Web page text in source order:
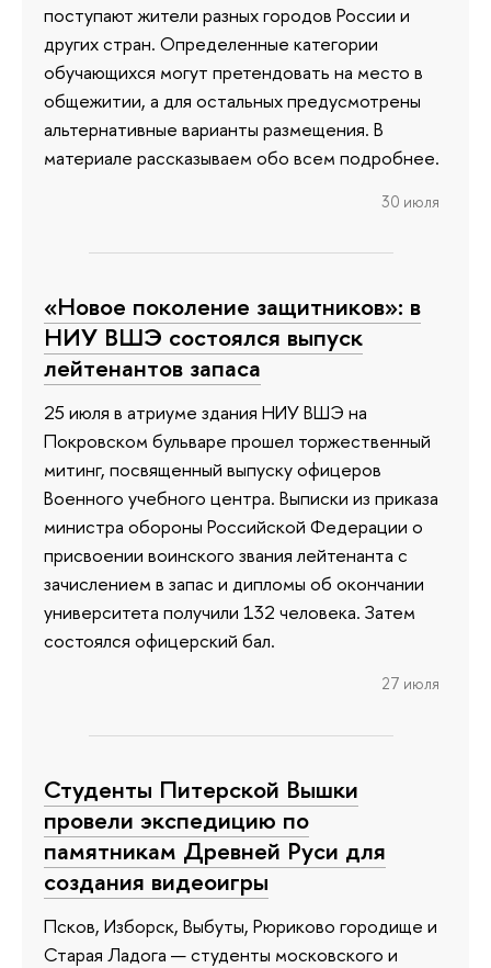
поступают жители разных городов России и
других стран. Определенные категории
обучающихся могут претендовать на место в
общежитии, а для остальных предусмотрены
альтернативные варианты размещения. В
материале рассказываем обо всем подробнее.
30 июля
«Новое поколение защитников»: в
НИУ ВШЭ состоялся выпуск
лейтенантов запаса
25 июля в атриуме здания НИУ ВШЭ на
Покровском бульваре прошел торжественный
митинг, посвященный выпуску офицеров
Военного учебного центра. Выписки из приказа
министра обороны Российской Федерации о
присвоении воинского звания лейтенанта с
зачислением в запас и дипломы об окончании
университета получили 132 человека. Затем
состоялся офицерский бал.
27 июля
Студенты Питерской Вышки
провели экспедицию по
памятникам Древней Руси для
создания видеоигры
Псков, Изборск, Выбуты, Рюриково городище и
Старая Ладога — студенты московского и